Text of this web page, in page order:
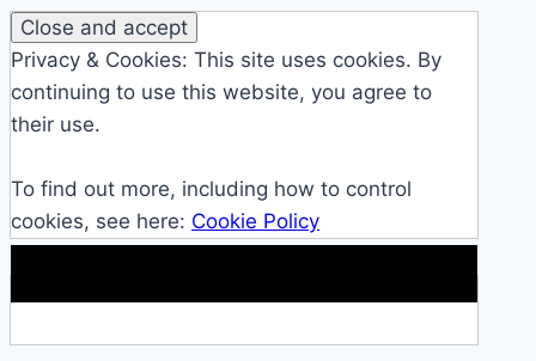
Privacy & Cookies: This site uses cookies. By
continuing to use this website, you agree to
their use.
To find out more, including how to control
cookies, see here: Cookie Policy